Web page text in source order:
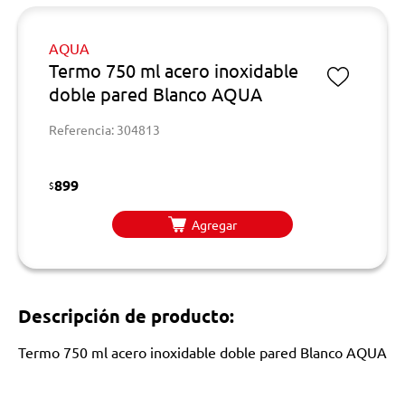
AQUA
Termo 750 ml acero inoxidable
doble pared Blanco AQUA
Referencia: 304813
$899
Agregar
Descripción de producto:
Termo 750 ml acero inoxidable doble pared Blanco AQUA